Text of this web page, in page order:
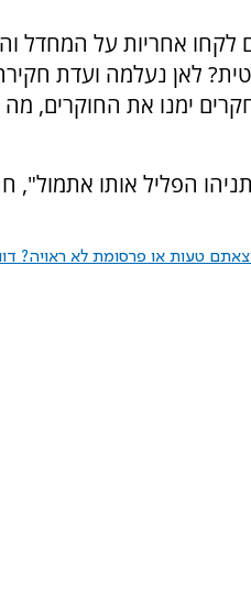
אחריות על המחדל
לאן נעלמה ועדת
ימנו את החוקרים,
הפליל אותו
טעות או פרסומת לא ראויה?